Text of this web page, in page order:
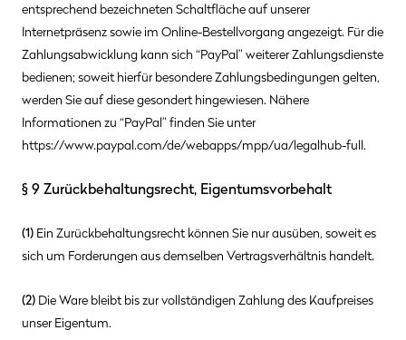
entsprechend bezeichneten Schaltfläche auf unserer
Internetpräsenz sowie im Online-Bestellvorgang angezeigt. Für die
Zahlungsabwicklung kann sich “PayPal” weiterer Zahlungsdienste
bedienen; soweit hierfür besondere Zahlungsbedingungen gelten,
werden Sie auf diese gesondert hingewiesen. Nähere
Informationen zu “PayPal” finden Sie unter
https://www.paypal.com/de/webapps/mpp/ua/legalhub-full.
§ 9 Zurückbehaltungsrecht, Eigentumsvorbehalt
(1) Ein Zurückbehaltungsrecht können Sie nur ausüben, soweit es
sich um Forderungen aus demselben Vertragsverhältnis handelt.
(2) Die Ware bleibt bis zur vollständigen Zahlung des Kaufpreises
unser Eigentum.